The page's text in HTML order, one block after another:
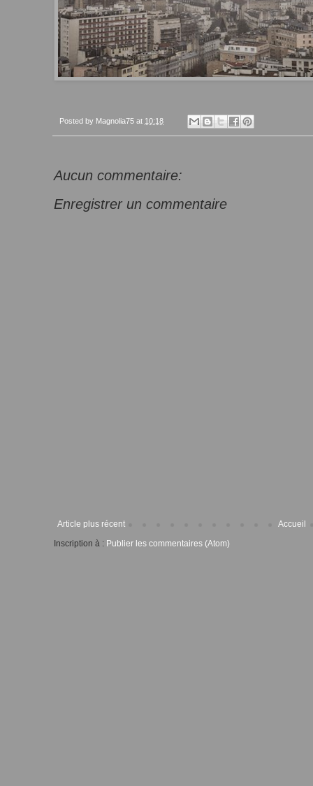
Posted by Magnolia75 at 10:18
Aucun commentaire:
Enregistrer un commentaire
Article plus récent
Accueil
Inscription à : Publier les commentaires (Atom)